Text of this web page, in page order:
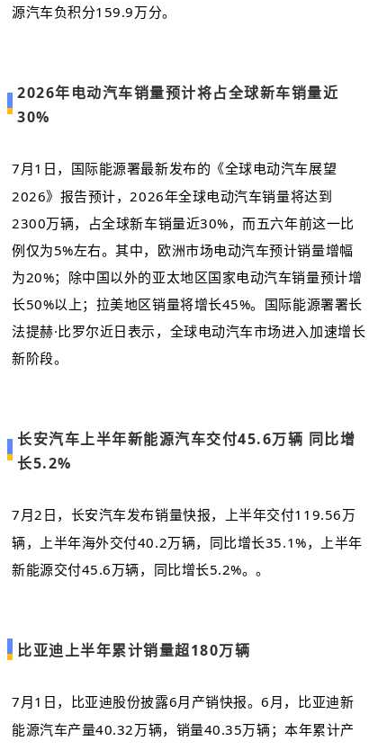
源汽车负积分159.9万分。
2026年电动汽车销量预计将占全球新车销量近
30%
7月1日，国际能源署最新发布的《全球电动汽车展望
2026》报告预计，2026年全球电动汽车销量将达到
2300万辆，占全球新车销量近30%，而五六年前这一比
例仅为5%左右。其中，欧洲市场电动汽车预计销量增幅
为20%；除中国以外的亚太地区国家电动汽车销量预计增
长50%以上；拉美地区销量将增长45%。国际能源署署长
法提赫·比罗尔近日表示，全球电动汽车市场进入加速增长
新阶段。
长安汽车上半年新能源汽车交付45.6万辆 同比增
长5.2%
7月2日，长安汽车发布销量快报，上半年交付119.56万
辆，上半年海外交付40.2万辆，同比增长35.1%，上半年
新能源交付45.6万辆，同比增长5.2%。。
比亚迪上半年累计销量超180万辆
7月1日， 比亚迪股份披露6月产销快报。6月，比亚迪新
能源汽车产量40.32万辆，销量40.35万辆；本年累计产